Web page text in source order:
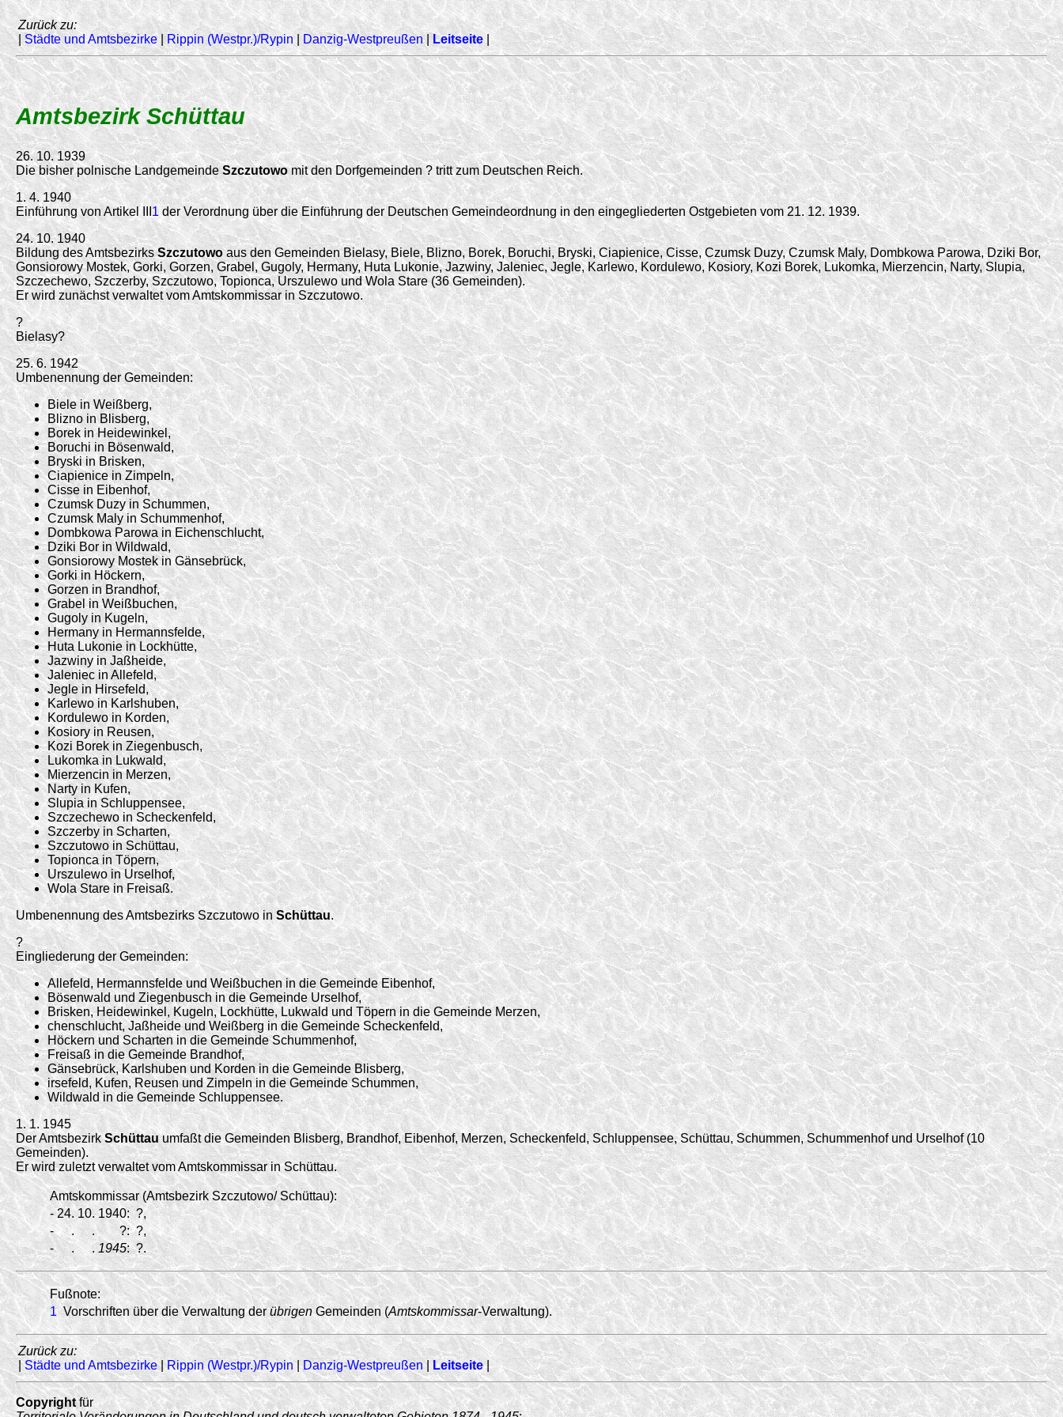
Zurück zu:
| Städte und Amtsbezirke|Rippin (Westpr.)/Rypin Danzig-Westpreußen| Leitseite|
Amtsbezirk Schüttau
26. 10. 1939
Die bisher polnische LandgemeindeSzczutowomit den Dorfgemeinden ? tritt zum Deutschen Reich.
1. 4. 1940
Einführung von Artikel III 1 der Verordnung über die Einführung der Deutschen Gemeindeordnung in den eingegliederten Ostgebieten vom 21. 12. 1939.
24. 10. 1940
Bildung des AmtsbezirksSzczutowoaus den Gemeinden Bielasy, Biele, Blizno, Borek, Boruchi, Bryski, Ciapienice, Cisse, Czumsk Duzy, Czumsk Maly, Dombkowa Parowa, Dziki Bor,
Gonsiorowy Mostek, Gorki, Gorzen, Grabel, Gugoly, Hermany, Huta Lukonie, Jazwiny, Jaleniec, Jegle, Karlewo, Kordulewo, Kosiory, Kozi Borek, Lukomka, Mierzencin, Narty, Slupia,
Szczechewo, Szczerby, Szczutowo, Topionca, Urszulewo und Wola Stare (36 Gemeinden).
Er wird zunächst verwaltet vom Amtskommissar in Szczutowo.
?
Bielasy?
25. 6. 1942
Umbenennung der Gemeinden:
Biele in Weißberg,
Blizno in Blisberg,
Borek in Heidewinkel,
Boruchi in Bösenwald,
Bryski in Brisken,
Ciapienice in Zimpeln,
Cisse in Eibenhof,
Czumsk Duzy in Schummen,
Czumsk Maly in Schummenhof,
Dombkowa Parowa in Eichenschlucht,
Dziki Bor in Wildwald,
Gonsiorowy Mostek in Gänsebrück,
Gorki in Höckern,
Gorzen in Brandhof,
Grabel in Weißbuchen,
Gugoly in Kugeln,
Hermany in Hermannsfelde,
Huta Lukonie in Lockhütte,
Jazwiny in Jaßheide,
Jaleniec in Allefeld,
Jegle in Hirsefeld,
Karlewo in Karlshuben,
Kordulewo in Korden,
Kosiory in Reusen,
Kozi Borek in Ziegenbusch,
Lukomka in Lukwald,
Mierzencin in Merzen,
Narty in Kufen,
Slupia in Schluppensee,
Szczechewo in Scheckenfeld,
Szczerby in Scharten,
Szczutowo in Schüttau,
Topionca in Töpern,
Urszulewo in Urselhof,
Wola Stare in Freisaß.
Umbenennung des Amtsbezirks Szczutowo in Schüttau.
?
Eingliederung der Gemeinden:
Allefeld, Hermannsfelde und Weißbuchen in die Gemeinde Eibenhof,
Bösenwald und Ziegenbusch in die Gemeinde Urselhof,
Brisken, Heidewinkel, Kugeln, Lockhütte, Lukwald und Töpern in die Gemeinde Merzen,
chenschlucht, Jaßheide und Weißberg in die Gemeinde Scheckenfeld,
Höckern und Scharten in die Gemeinde Schummenhof,
Freisaß in die Gemeinde Brandhof,
Gänsebrück, Karlshuben und Korden in die Gemeinde Blisberg,
irsefeld, Kufen, Reusen und Zimpeln in die Gemeinde Schummen,
Wildwald in die Gemeinde Schluppensee.
1. 1. 1945
Der AmtsbezirkSchüttauumfaßt die Gemeinden Blisberg, Brandhof, Eibenhof, Merzen, Scheckenfeld, Schluppensee, Schüttau, Schummen, Schummenhof und Urselhof (10
Gemeinden).
Er wird zuletzt verwaltet vom Amtskommissar in Schüttau.
Amtskommissar (Amtsbezirk Szczutowo/Schüttau):
- 24. 10. 1940: ?,
-
. . ?: ?,
-
. . 1945: ?.
Fußnote:
1 Vorschriften über die Verwaltung derübrigenGemeinden (Amtskommissar-Verwaltung).
Zurück zu:
|Städte und Amtsbezirke|Rippin (Westpr.)/Rypin|Danzig-Westpreußen|Leitseite|
Copyrightfür